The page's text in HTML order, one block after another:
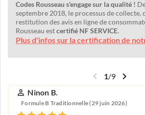
Codes Rousseau s'engage sur la qualité !
septembre 2018, le processus de collecte,
restitution des avis en ligne de
Rousseau estcertifié NF SERVICE.
Plus d'infos sur la certification de
1/9
Ninon B.
Formule B Traditionnelle (29 juin 2026)